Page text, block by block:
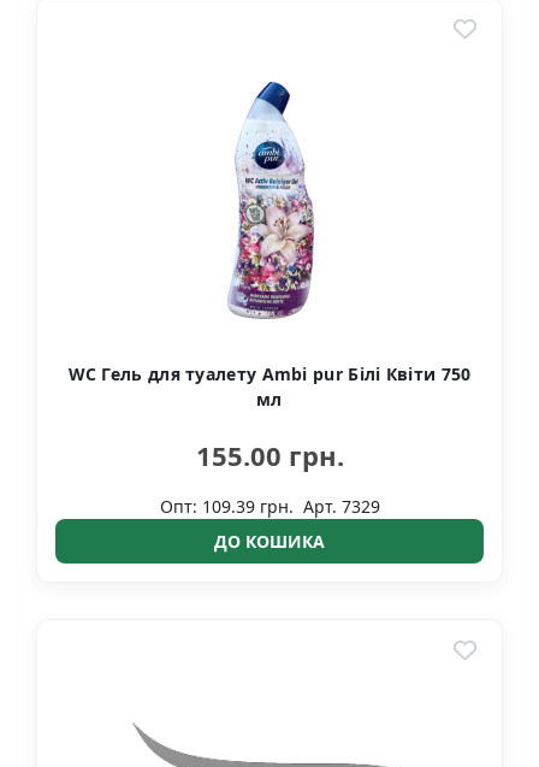
WC Гель для туалету Ambi pur Білі Квіти 750
мл
155.00 грн.
Опт: 109.39 грн. Арт. 7329
ДО КОШИКА